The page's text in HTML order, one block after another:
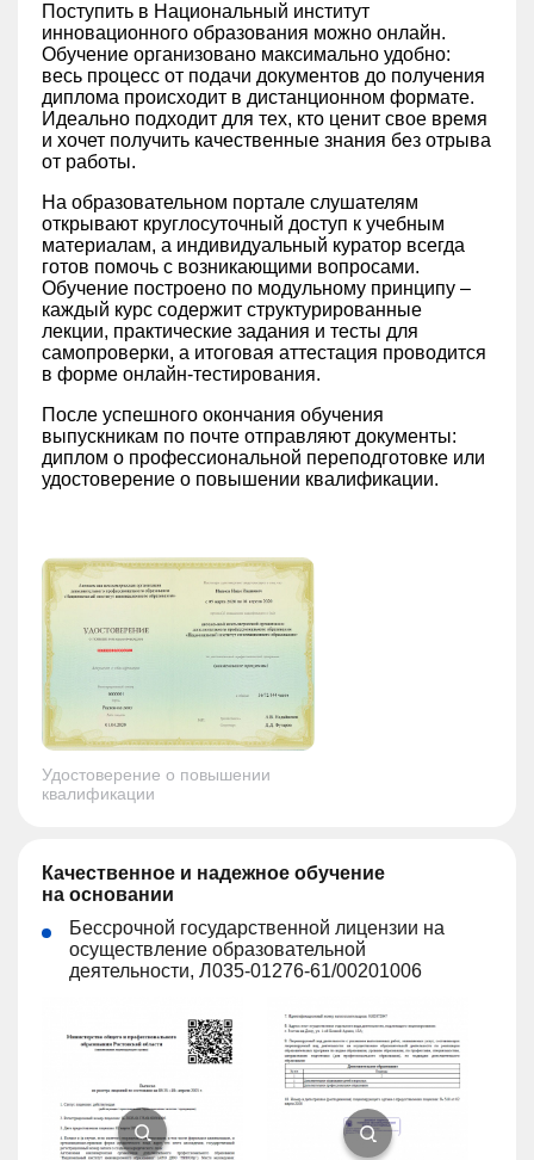
Поступить в Национальный институт
инновационного образования можно онлайн.
Обучение организовано максимально удобно:
весь процесс от подачи документов до получения
диплома происходит в дистанционном формате.
Идеально подходит для тех, кто ценит свое время
и хочет получить качественные знания без отрыва
от работы.
На образовательном портале слушателям
открывают круглосуточный доступ к учебным
материалам, а индивидуальный куратор всегда
готов помочь с возникающими вопросами.
Обучение построено по модульному принципу –
каждый курс содержит структурированные
лекции, практические задания и тесты для
самопроверки, а итоговая аттестация проводится
в форме онлайн-тестирования.
После успешного окончания обучения
выпускникам по почте отправляют документы:
диплом о профессиональной переподготовке или
удостоверение о повышении квалификации.
Удостоверение о повышении
квалификации
Качественное и надежное обучение
на основании
Бессрочной государственной лицензии на
осуществление образовательной
деятельности, Л035-01276-61/00201006